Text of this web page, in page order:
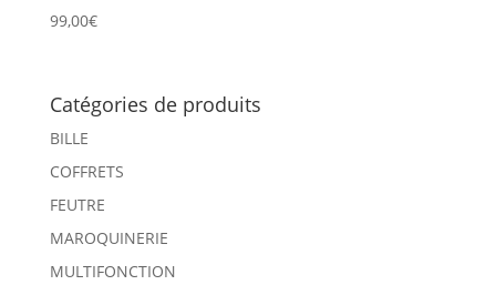
99,00€
Catégories de produits
BILLE
COFFRETS
FEUTRE
MAROQUINERIE
MULTIFONCTION